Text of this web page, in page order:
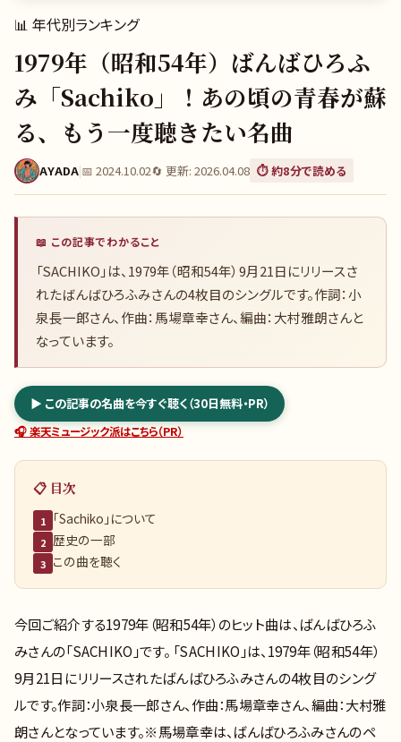
📊 年代別ランキング
1979年（昭和54年）ばんばひろふ
み「Sachiko」！あの頃の青春が蘇
る、もう一度聴きたい名曲
AYADA|📅 2024.10.02🔄 更新: 2026.04.08 ⏱️ 約8分で読める
📖 この記事でわかること
「SACHIKO」は、1979年（昭和54年）9月21日にリリースさ
れたばんばひろふみさんの4枚目のシングルです。作詞：小
泉長一郎さん、作曲：馬場章幸さん、編曲：大村雅朗さんと
なっています。
▶ この記事の名曲を今すぐ聴く（30日無料・PR）
🎧 楽天ミュージック派はこちら（PR）
📋 目次
1 「Sachiko」について
2 歴史の一部
3 この曲を聴く
今回ご紹介する1979年（昭和54年）のヒット曲は、ばんばひろふ
みさんの「SACHIKO」です。 「SACHIKO」は、1979年（昭和54年）
9月21日にリリースされたばんばひろふみさんの4枚目のシング
ルです。作詞：小泉長一郎さん、作曲：馬場章幸さん、編曲：大村雅
朗さんとなっています。※馬場章幸は、ばんばひろふみさんのペ